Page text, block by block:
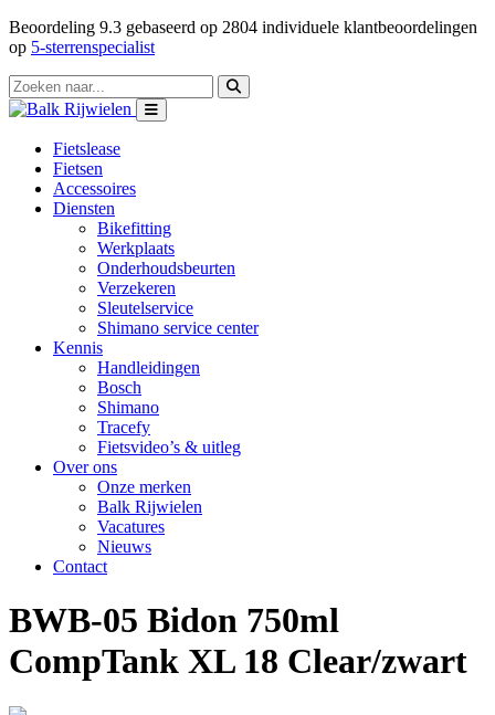
Beoordeling 9.3 gebaseerd op 2804 individuele klantbeoordelingen
op 5-sterrenspecialist
Fietslease
Fietsen
Accessoires
Diensten
Bikefitting
Werkplaats
Onderhoudsbeurten
Verzekeren
Sleutelservice
Shimano service center
Kennis
Handleidingen
Bosch
Shimano
Tracefy
Fietsvideo’s & uitleg
Over ons
Onze merken
Balk Rijwielen
Vacatures
Nieuws
Contact
BWB-05 Bidon 750ml
CompTank XL 18 Clear/zwart